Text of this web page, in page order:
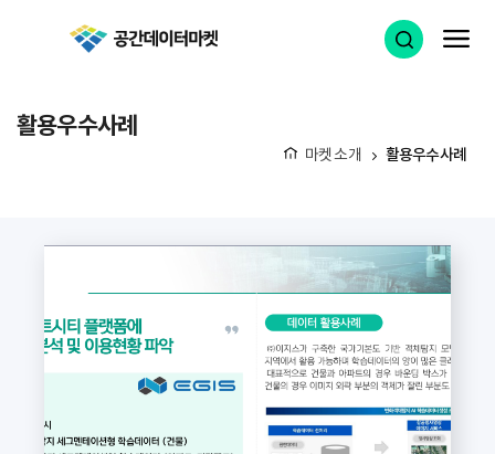
검색 열기
활용우수사례
홈마켓 소개 활용우수사례